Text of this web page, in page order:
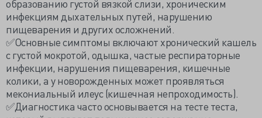
образованию густой вязкой слизи, хроническим
инфекциям дыхательных путей, нарушению
пищеварения и других осложнений.
✅Основные симптомы включают хронический кашель
с густой мокротой, одышка, частые респираторные
инфекции, нарушения пищеварения, кишечные
колики, а у новорожденных может проявляться
мекониальный илеус (кишечная непроходимость).
✅Диагностика часто основывается на тесте теста,